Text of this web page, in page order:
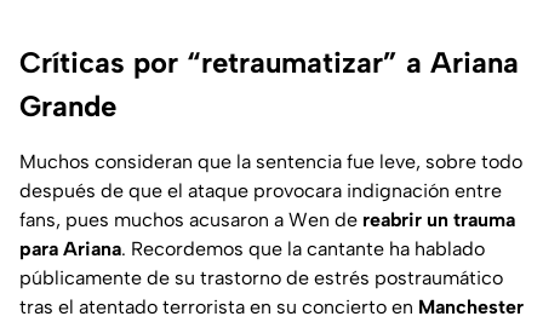
Críticas por “retraumatizar” a Ariana
Grande
Muchos consideran que la sentencia fue leve, sobre todo
después de que el ataque provocara indignación entre
fans, pues muchos acusaron a Wen de reabrir un trauma
para Ariana. Recordemos que la cantante ha hablado
públicamente de su trastorno de estrés postraumático
tras el atentado terrorista en su concierto en Manchester